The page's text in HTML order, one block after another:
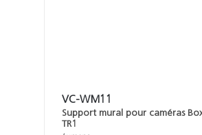
VC-WM11
Support mural pour caméras
TR1